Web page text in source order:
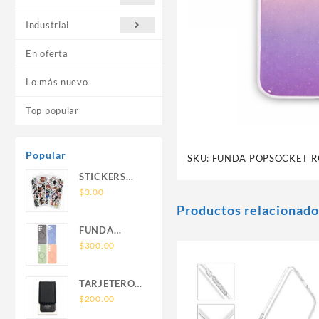
Industrial
En oferta
Lo más nuevo
Top popular
Popular
STICKERS
UNIVERSALES
$3.00
FUNDA
NOVA SAM
SIN SOPORTE
MAGNETICO
$300.00
TARJETERO
SIN SOPORTE
$200.00
SKU: FUNDA POPSOCKET
Productos